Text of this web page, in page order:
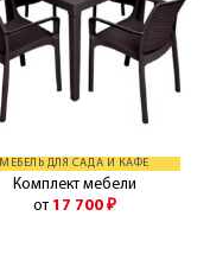
МЕБЕЛЬ ДЛЯ САДА И КАФЕ
Комплект мебели
от 17 700 ₽